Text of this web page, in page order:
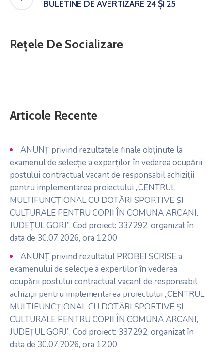
BULETINE DE AVERTIZARE 24 ȘI 25
Rețele De Socializare
Articole Recente
ANUNȚ privind rezultatele finale obținute la
examenul de selecție a experților în vederea ocupării
postului contractual vacant de responsabil achiziții
pentru implementarea proiectului „CENTRUL
MULTIFUNCȚIONAL CU DOTĂRI SPORTIVE ȘI
CULTURALE PENTRU COPII ÎN COMUNA ARCANI,
JUDEȚUL GORJ”, Cod proiect: 337292, organizat în
data de 30.07.2026, ora 12.00
ANUNȚ privind rezultatul PROBEI SCRISE a
examenului de selecție a experților în vederea
ocupării postului contractual vacant de responsabil
achiziții pentru implementarea proiectului „CENTRUL
MULTIFUNCȚIONAL CU DOTĂRI SPORTIVE ȘI
CULTURALE PENTRU COPII ÎN COMUNA ARCANI,
JUDEȚUL GORJ”, Cod proiect: 337292, organizat în
data de 30.07.2026, ora 12.00